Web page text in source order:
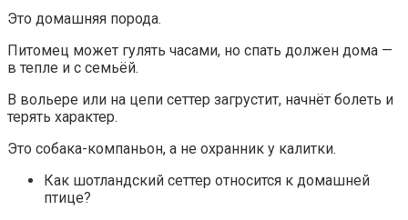
Это домашняя порода.
Питомец может гулять часами, но спать должен дома —
в тепле и с семьёй.
В вольере или на цепи сеттер загрустит, начнёт болеть и
терять характер.
Это собака-компаньон, а не охранник у калитки.
Как шотландский сеттер относится к домашней
птице?